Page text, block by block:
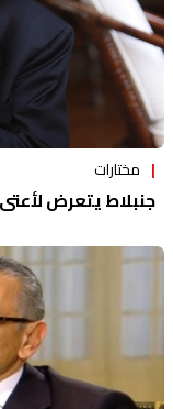
مختارات
جنبلاط يتعرض